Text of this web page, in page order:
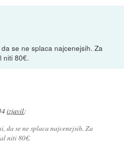
se ne splaca najcenejsih. Za
niti 80€.
izjavil:
da se ne splaca najcenejsih. Za
niti 80€.